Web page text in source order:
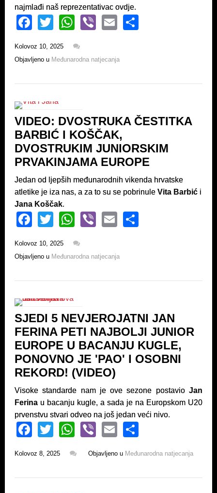
najmlađi naš reprezentativac ovdje.
F
c
e
b
o
o
k
T
tt
er
W
at
s
A
p
Vi
er
E
Kolovoz 10, 2025
Objavljeno u Međunarodna natjecanja
VIDEO: DVOSTRUKA ČESTITKA
BARBIĆ I KOŠČAK,
DVOSTRUKIM JUNIORSKIM
PRVAKINJAMA EUROPE
Jedan od ljepših međunarodnih vikenda hrvatske
atletike je iza nas, a za to su se pobrinule Vita Barbić i
Jana Koščak.
F
c
e
b
o
o
k
T
tt
er
W
at
s
A
p
Vi
E
Kolovoz 10, 2025
Objavljeno u Međunarodna natjecanja
SJEDI 5 NEVJEROJATNI JAN
FERINA PETI NAJBOLJI JUNIOR
EUROPE U BACANJU KUGLE,
PONOVNO JE 'PAO' I OSOBNI
REKORD! (VIDEO)
Visoke standarde nam je ove sezone postavio Jan
Ferina u bacanju kugle, a sada je na Europskom U20
prvenstvu stvari odveo na još jedan veći nivo.
F
c
e
T
tt
er
W
at
s
Vi
er
E
ail ar
e
Kolovoz 8, 2025 Objavljeno u Međunarodna natjecanja